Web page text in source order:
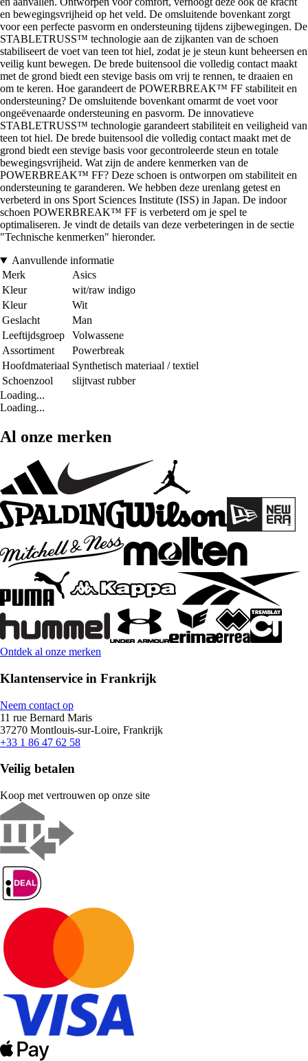
en bewegingsvrijheid op het veld. De omsluitende bovenkant zorgt
voor een perfecte pasvorm en ondersteuning tijdens zijbewegingen. De
STABLETRUSS™ technologie aan de zijkanten van de schoen
stabiliseert de voet van teen tot hiel, zodat je je steun kunt beheersen en
veilig kunt bewegen. De brede buitensool die volledig contact maakt
met de grond biedt een stevige basis om vrij te rennen, te draaien en
om te keren. Hoe garandeert de POWERBREAK™ FF stabiliteit en
ondersteuning? De omsluitende bovenkant omarmt de voet voor
ongeëvenaarde ondersteuning en pasvorm. De innovatieve
STABLETRUSS™ technologie garandeert stabiliteit en veiligheid van
teen tot hiel. De brede buitensool die volledig contact maakt met de
grond biedt een stevige basis voor gecontroleerde steun en totale
bewegingsvrijheid. Wat zijn de andere kenmerken van de
POWERBREAK™ FF? Deze schoen is ontworpen om stabiliteit en
ondersteuning te garanderen. We hebben deze urenlang getest en
verbeterd in ons Sport Sciences Institute (ISS) in Japan. De indoor
schoen POWERBREAK™ FF is verbeterd om je spel te
optimaliseren. Je vindt de details van deze verbeteringen in de sectie
"Technische kenmerken" hieronder.
Aanvullende informatie
Merk
Asics
Kleur
wit/raw indigo
Kleur
Wit
Geslacht
Man
Leeftijdsgroep
Volwassene
Assortiment
Powerbreak
Hoofdmateriaal Synthetisch materiaal / textiel
Schoenzool
slijtvast rubber
Loading...
Loading...
Al onze merken
Ontdek al onze merken
Klantenservice in Frankrijk
Neem contact op
11 rue Bernard Maris
37270 Montlouis-sur-Loire, Frankrijk
+33 1 86 47 62 58
Veilig betalen
Koop met vertrouwen op onze site